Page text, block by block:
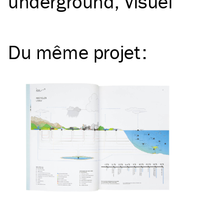
Du même projet: